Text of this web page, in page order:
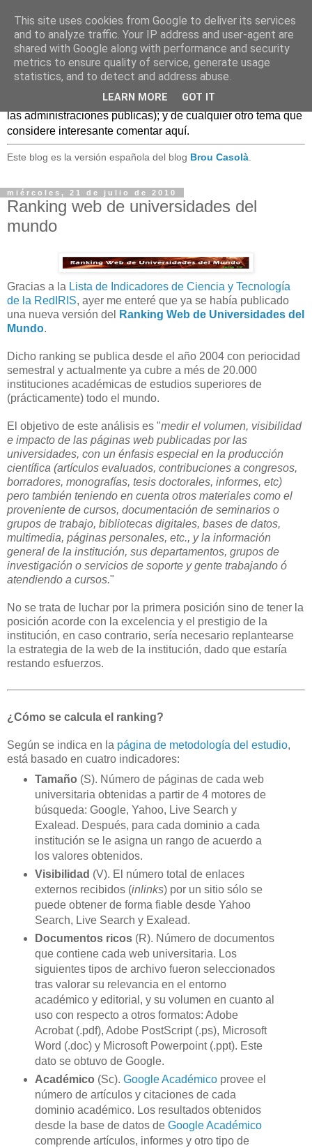
Caldo Casero
Blog sobre experiencias, comentarios, noticias, anécdotas,
... sobre lo que se conoce como
mundo de las TIC, (especialmente en el uso de estas TIC en
las administraciones públicas); y de cualquier otro tema que
considere interesante comentar aquí.
Este blog es la versión española del blog Brou Casolà.
miércoles, 21 de julio de 2010
Ranking web de universidades del
mundo
Gracias a la Lista de Indicadores de Ciencia y Tecnología
de la RedIRIS, ayer me enteré que ya se había publicado
una nueva versión del
Ranking Web de Universidades del
Mundo.
Dicho ranking se publica desde el año 2004 con periocidad
semestral y actualmente ya cubre a més de 20.000
instituciones académicas de estudios superiores de
(prácticamente) todo el mundo.
El objetivo de este análisis es "medir el volumen, visibilidad
e impacto de las páginas web publicadas por las
universidades, con un énfasis especial en la producción
científica (artículos evaluados, contribuciones a congresos,
borradores, monografías, tesis doctorales, informes, etc)
pero también teniendo en cuenta otros materiales como el
proveniente de cursos, documentación de seminarios o
grupos de trabajo, bibliotecas digitales, bases de datos,
multimedia, páginas personales, etc., y la información
general de la institución, sus departamentos, grupos de
investigación o servicios de soporte y gente trabajando ó
atendiendo a cursos."
No se trata de luchar por la primera posición sino de tener la
posición acorde con la excelencia y el prestigio de la
institución, en caso contrario, sería necesario replantearse
la estrategia de la web de la institución, dado que estaría
restando esfuerzos.
¿Cómo se calcula el ranking?
Según se indica en la página de metodología del estudio,
está basado en cuatro indicadores:
Tamaño (S). Número de páginas de cada web
universitaria obtenidas a partir de 4 motores de
búsqueda: Google, Yahoo, Live Search y
Exalead. Después, para cada dominio a cada
institución se le asigna un rango de acuerdo a
los valores obtenidos.
Visibilidad (V). El número total de enlaces
externos recibidos (inlinks) por un sitio sólo se
puede obtener de forma fiable desde Yahoo
Search, Live Search y Exalead.
Documentos ricos (R). Número de documentos
que contiene cada web universitaria. Los
siguientes tipos de archivo fueron seleccionados
tras valorar su relevancia en el entorno
académico y editorial, y su volumen en cuanto al
uso con respecto a otros formatos: Adobe
Acrobat (.pdf), Adobe PostScript (.ps), Microsoft
Word (.doc) y Microsoft Powerpoint (.ppt). Este
dato se obtuvo de Google.
Académico (Sc). Google Académicoprovee el
número de artículos y citaciones de cada
dominio académico. Los resultados obtenidos
desde la base de datos de Google Académico
comprende artículos, informes y otro tipo de
This site uses cookies from Google to deliver its services
and to analyze traffic. Your IP address and user-agent are
shared with Google along with performance and security
metrics to ensure quality of service, generate usage
statistics, and to detect and address abuse.
LEARN MORE GOT IT